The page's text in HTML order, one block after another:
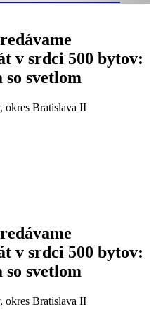
v srdci 500 bytov:
so svetlom
okres Bratislava II
v srdci 500 bytov:
so svetlom
okres Bratislava II